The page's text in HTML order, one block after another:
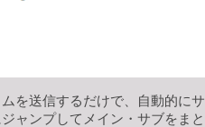
を送信するだけで、自動的にサ
ャンプしてメイン・サブをまと